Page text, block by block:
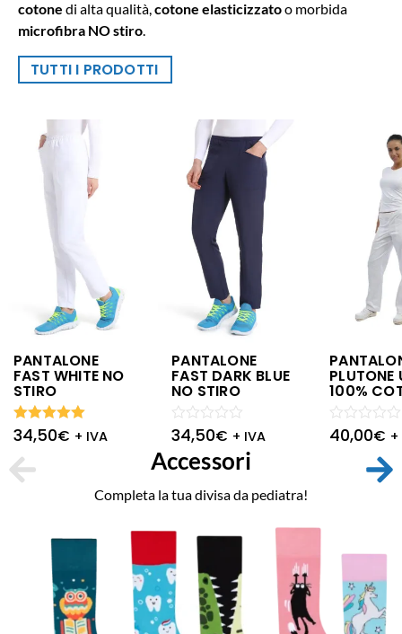
cotone di alta qualità,cotone elasticizzatoo morbida
microfibra NO stiro.
TUTTI I PRODOTTI
PANTALONE
FAST WHITE NO
STIRO
34,50€ + IVA
Valutato
5.00 su 5
PANTALONE
FAST DARK BLUE
NO STIRO
34,50€ + IVA
Valutato
0
su
5
PLUTONE
100%
40,00€ +
Valutato
0
Accessori
Completa la tua divisa da pediatra!